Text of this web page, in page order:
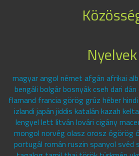
Nyelvek
magyar angol német afgán afrikai
bengáli bolgár bosnyák cseh dari
flamand francia görög grúz héber
izlandi japán jiddis katalán kazah
lengyel lett litván lovári cigány
mongol norvég olasz orosz ógörög
portugál román ruszin spanyol svéd